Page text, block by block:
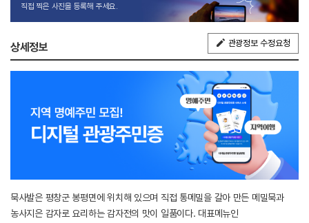
직접 찍은 사진을 등록해 주세요.
상세정보 관광정보 수정요청
묵사발은 평창군 봉평면에 위치해 있으며 직접 통메밀을 갈아 만든 메밀묵과
농사지은 감자로 요리하는 감자전의 맛이 일품이다. 대표메뉴인